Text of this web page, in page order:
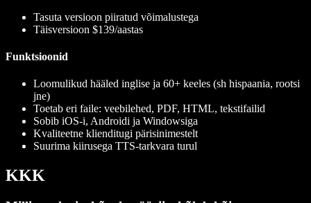
Tasuta versioon piiratud võimalustega
Täisversioon $139/aastas
Funktsioonid
Loomulikud hääled inglise ja 60+ keeles (sh hispaania, rootsi
jne)
Toetab eri faile: veebilehed, PDF, HTML, tekstifailid
Sobib iOS-i, Androidi ja Windowsiga
Kvaliteetne klienditugi pärisinimestelt
Suurima kiirusega TTS-tarkvara turul
KKK